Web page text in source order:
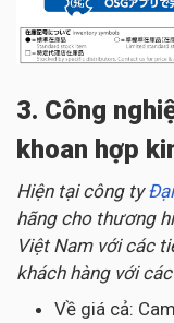
3. Công
khoan hợp
Hiện tại công ty
hãng cho thương
Việt Nam với các
khách hàng với
Về giá cả: